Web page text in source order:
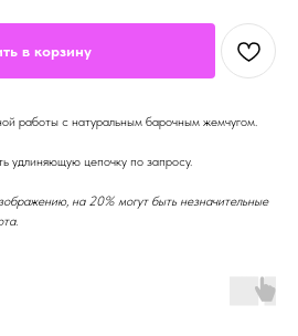
в корзину
работы с натуральным барочным жемчугом.
удлиняющую цепочку по запросу.
на 20% могут быть незначительные